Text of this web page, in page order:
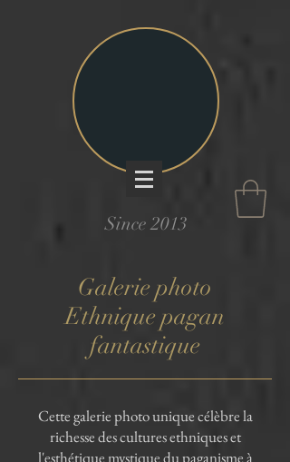
Since 2013
Galerie photo
Ethnique pagan
fantastique
Cette galerie photo unique célèbre la
richesse des cultures ethniques et
l'esthétique mystique du paganisme à